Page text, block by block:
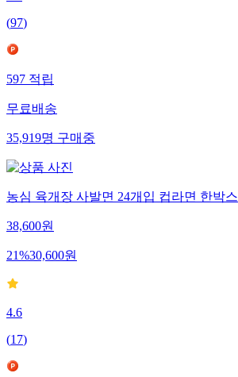
(97)
597 적립
무료배송
35,919명 구매중
농심 육개장 사발면 24개입 컵라면 한박스
38,600원
21%30,600원
4.6
(17)